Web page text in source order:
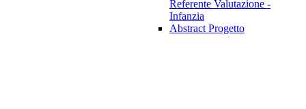
Referente Valutazione -
Infanzia
Abstract Progetto